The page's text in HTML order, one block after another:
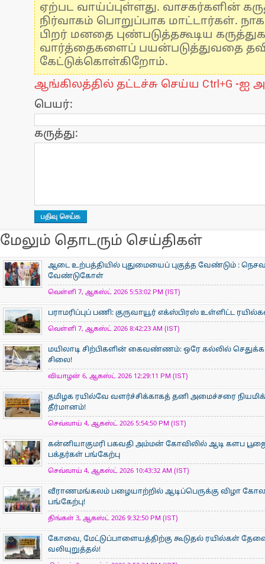
ஏற்பட வாய்ப்புள்ளது. வாசகர்களின்
நிர்வாகம் பொறுப்பாக மாட்டார்கள்.
பிறர் மனதை புண்படுத்தகூடிய
வார்த்தைகளைப் பயன்படுத்துவதை
கேட்டுக்கொள்கிறோம்.
ஆங்கிலத்தில் தட்டச்சு செய்ய Ctrl+G -ஐ
பெயர்:
கருத்து:
மேலும் தொடரும் செய்திகள்
ஆடை உற்பத்தியில் புதுமையைப் புகுத்த வேண்டும் :
வேண்டுகோள்
வெள்ளி 7, ஆகஸ்ட் 2026 5:53:02 PM (IST)
பராமரிப்புப் பணி: குருவாயூர் எக்ஸ்பிரஸ் உள்ளிட்ட
வெள்ளி 7, ஆகஸ்ட் 2026 8:42:23 AM (IST)
மயிலாடி சிற்பிகளின் கைவண்ணம்: ஒரே கல்லில்
சிலை!
வியாழன் 6, ஆகஸ்ட் 2026 12:29:11 PM (IST)
தமிழக ரயில்வே வளர்ச்சிக்காகத் தனி அமைச்சரை
தீர்மானம்!
செவ்வாய் 4, ஆகஸ்ட் 2026 5:54:50 PM (IST)
கன்னியாகுமரி பகவதி அம்மன் கோவிலில் ஆடி களப
பக்தர்கள் பங்கேற்பு
செவ்வாய் 4, ஆகஸ்ட் 2026 10:43:32 AM (IST)
வீராணமங்கலம் பழையாற்றில் ஆடிப்பெருக்கு விழா
பங்கேற்பு!
திங்கள் 3, ஆகஸ்ட் 2026 9:32:50 PM (IST)
கோவை, மேட்டுப்பாளையத்திற்கு கூடுதல் ரயில்கள்
வலியுறுத்தல்!